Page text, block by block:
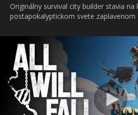
Originálny survival city builder stavia
postapokalyptickom svete zaplavenom